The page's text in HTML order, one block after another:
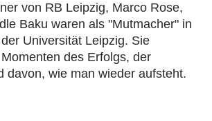
von RB Leipzig, Marco Rose,
Baku waren als "Mutmacher" in
Universität Leipzig. Sie
des Erfolgs, der
davon, wie man wieder aufsteht.